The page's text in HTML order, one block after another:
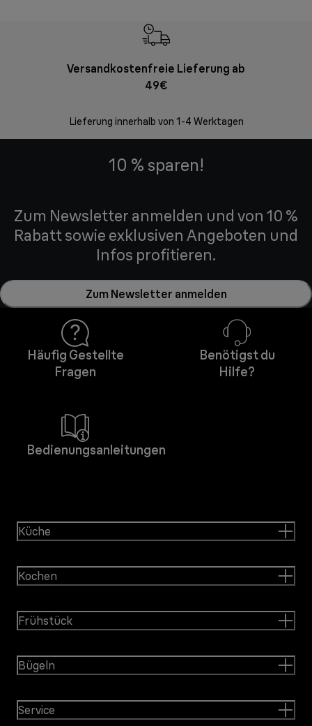
Versandkostenfreie Lieferung ab
49€
Lieferung innerhalb von 1-4 Werktagen
10 % sparen!
Zum Newsletter anmelden und von 10 %
Rabatt sowie exklusiven Angeboten und
Infos profitieren.
Zum Newsletter anmelden
Häufig Gestellte
Fragen
Benötigst du
Hilfe?
Bedienungsanleitungen
Küche
Kochen
Frühstück
Bügeln
Service